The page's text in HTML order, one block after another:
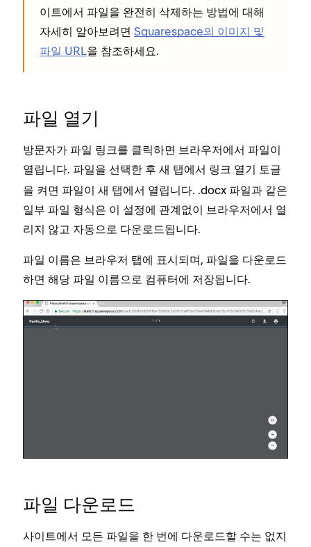
이트에서 파일을 완전히 삭제하는 방법에 대해
자세히 알아보려면 Squarespace의 이미지 및
파일 URL을 참조하세요.
파일 열기
방문자가 파일 링크를 클릭하면 브라우저에서 파일이
열립니다. 파일을 선택한 후 새 탭에서 링크 열기
토글
을 켜면 파일이 새 탭에서 열립니다. .docx 파일과 같은
일부 파일 형식은 이 설정에 관계없이 브라우저에서 열
리지 않고 자동으로 다운로드됩니다.
파일 이름은 브라우저 탭에 표시되며, 파일을 다운로드
하면 해당 파일 이름으로 컴퓨터에 저장됩니다.
파일 다운로드
사이트에서 모든 파일을 한 번에 다운로드할 수는 없지